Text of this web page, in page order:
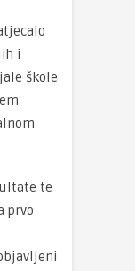
i
škole
te
prvo